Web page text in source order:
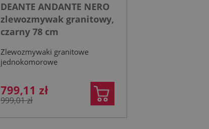
DEANTE ANDANTE NERO
zlewozmywak granitowy,
czarny 78 cm
Zlewozmywaki granitowe
jednokomorowe
799,11 zł
999,01 zł